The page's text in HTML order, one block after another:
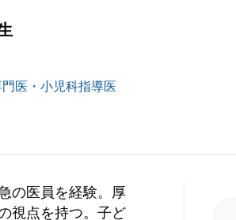
医・小児科指導医
の医員を経験。厚
視点を持つ。子ど